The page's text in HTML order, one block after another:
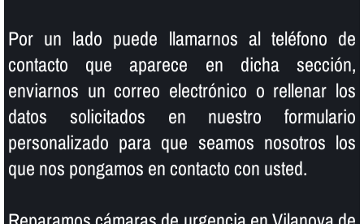
Por un lado puede llamarnos al teléfono de
contacto que aparece en dicha sección,
enviarnos un correo electrónico o rellenar los
datos solicitados en nuestro formulario
personalizado para que seamos nosotros los
que nos pongamos en contacto con usted.